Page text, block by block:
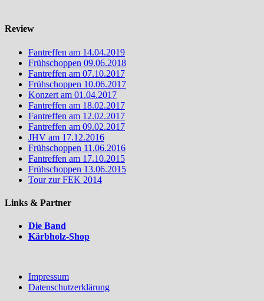
Review
Fantreffen am 14.04.2019
Frühschoppen 09.06.2018
Fantreffen am 07.10.2017
Frühschoppen 10.06.2017
Konzert am 01.04.2017
Fantreffen am 18.02.2017
Fantreffen am 12.02.2017
Fantreffen am 09.02.2017
JHV am 17.12.2016
Frühschoppen 11.06.2016
Fantreffen am 17.10.2015
Frühschoppen 13.06.2015
Tour zur FEK 2014
Links & Partner
Die Band
Kärbholz-Shop
Impressum
Datenschutzerklärung